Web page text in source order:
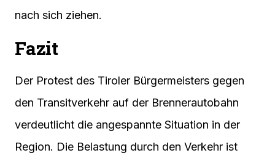
nach sich ziehen.
Fazit
Der Protest des Tiroler Bürgermeisters gegen
den Transitverkehr auf der Brennerautobahn
verdeutlicht die angespannte Situation in der
Region. Die Belastung durch den Verkehr ist